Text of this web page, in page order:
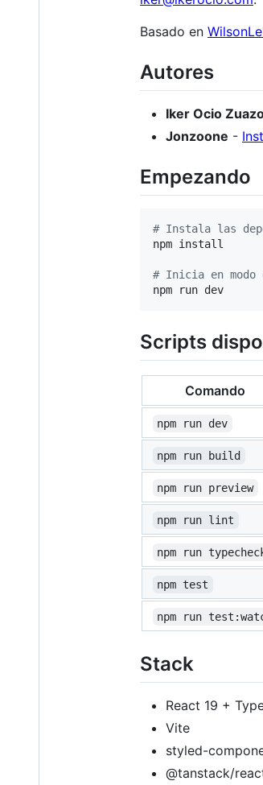
Basado en
Autores
Iker Ocio
Jonzoone -
Empezando
# Instala las
npm install
# Inicia en modo
npm run dev
Scripts
Comando
npm run dev
npm run build
npm run preview
npm run lint
npm run
npm test
npm run
Stack
React 19 +
Vite
styled-
@tanstack/